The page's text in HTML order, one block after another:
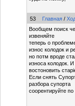
53 Главная /
Вообщем поиск
извеняйте
теперь о
износ колодок и
но потм вроде
износа колодок.
востоновить
Если снять
разбора супорта
соорентируйте